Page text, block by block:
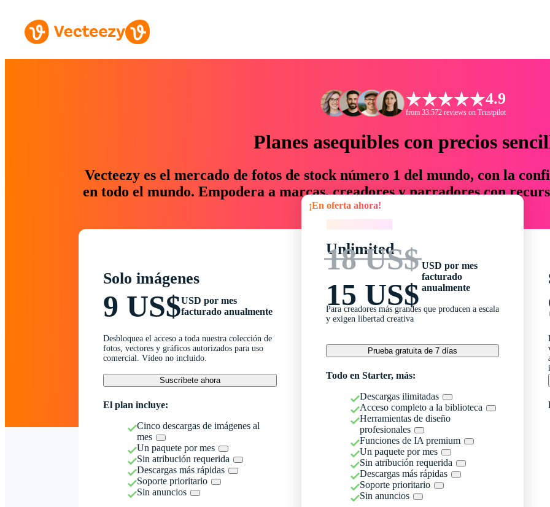
4.9
from 33.572 reviews on Trustpilot
Planes asequibles con precios
Vecteezy es el mercado de fotos de stock número 1 del mundo, con la
en todo el mundo. Empodera a marcas, creadores y narradores con
un 76 % en tiempo y presupuesto.
Solo imágenes
9 US$USD por mes
facturado anualmente
Desbloquea el acceso a toda nuestra colección de
fotos, vectores y gráficos autorizados para uso
comercial. Vídeo no incluido.
Suscríbete ahora
El plan incluye:
Cinco descargas de imágenes al
mes
Un paquete por mes
Sin atribución requerida
Descargas más rápidas
Soporte prioritario
Sin anuncios
¡En oferta ahora!
Unlimited
18 US$
15 US$
USD por mes
facturado
anualmente
Para creadores más grandes que producen a escala
y exigen libertad creativa
Prueba gratuita de 7 días
Todo en Starter, más:
Descargas ilimitadas
Acceso completo a la biblioteca
Herramientas de diseño
profesionales
Funciones de IA premium
Un paquete por mes
Sin atribución requerida
Descargas más rápidas
Soporte prioritario
Sin anuncios